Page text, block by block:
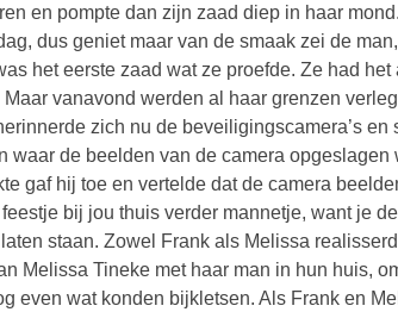
en pompte dan zijn zaad diep in haar
dus geniet maar van de smaak zei de
het eerste zaad wat ze proefde. Ze had
vanavond werden al haar grenzen
zich nu de beveiligingscamera’s en
waar de beelden van de camera
gaf hij toe en vertelde dat de camera
bij jou thuis verder mannetje, want je
staan. Zowel Frank als Melissa
Melissa Tineke met haar man in hun huis,
even wat konden bijkletsen. Als Frank en